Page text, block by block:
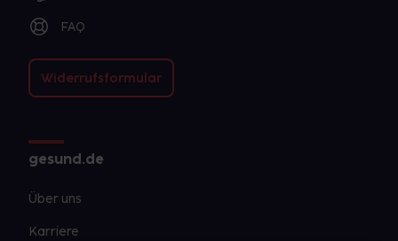
FAQ
Widerrufsformular
gesund.de
Über uns
Karriere